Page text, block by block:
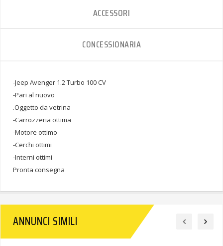
ACCESSORI
CONCESSIONARIA
-Jeep Avenger 1.2 Turbo 100 CV
-Pari al nuovo
.Oggetto da vetrina
-Carrozzeria ottima
-Motore ottimo
-Cerchi ottimi
-Interni ottimi
Pronta consegna
ANNUNCI SIMILI